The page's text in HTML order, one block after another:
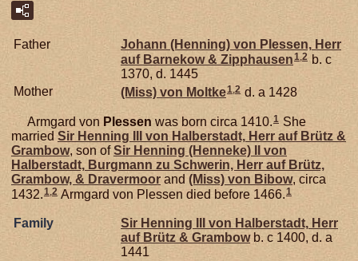
Father Johann (Henning) von Plessen, Herr
auf Barnekow & Zipphausen1,2 b. c
1370, d. 1445
Mother
(Miss) von Moltke1,2 d. a 1428
Armgard von Plessenwas born circa 1410.1 She
married Sir Henning III von Halberstadt, Herr auf Brütz &
Grambow, son ofSir Henning (Henneke) II von
Halberstadt, Burgmann zu Schwerin, Herr auf Brütz,
Grambow, & Dravermoor and (Miss) von Bibow, circa
1432.1,2 Armgard von Plessen died before 1466.1
Family Sir Henning III von Halberstadt, Herr
auf Brütz & Grambowb. c 1400, d. a
1441